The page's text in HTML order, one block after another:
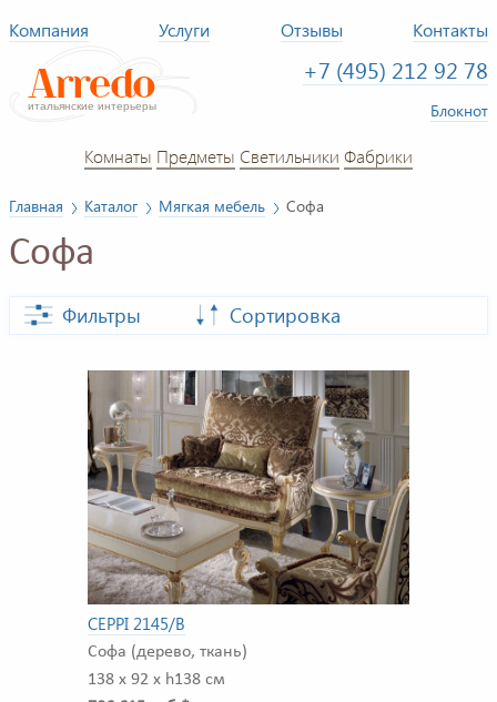
Компания Услуги Отзывы Контакты
+7 (495) 212 92 78
Блокнот
Комнаты Предметы Светильники Фабрики
Главная Каталог Мягкая мебель Софа
Софа
Фильтры Сортировка
CEPPI 2145/B
Софа (дерево, ткань)
138 x 92 x h138 см